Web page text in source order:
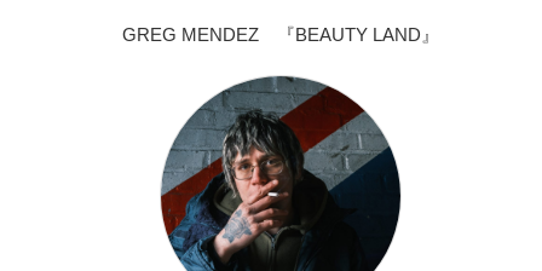
GREG MENDEZ 『BEAUTY LAND』